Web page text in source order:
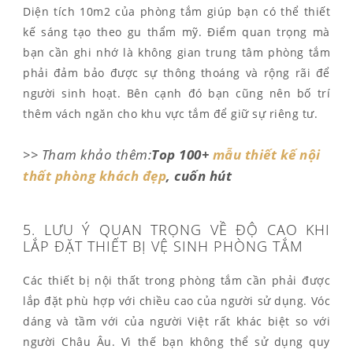
Diện tích 10m2 của phòng tắm giúp bạn có thể thiết
kế sáng tạo theo gu thẩm mỹ. Điểm quan trọng mà
bạn cần ghi nhớ là không gian trung tâm phòng tắm
phải đảm bảo được sự thông thoáng và rộng rãi để
người sinh hoạt. Bên cạnh đó bạn cũng nên bố trí
thêm vách ngăn cho khu vực tắm để giữ sự riêng tư.
>> Tham khảo thêm:Top 100+ mẫu thiết kế nội
thất phòng khách đẹp, cuốn hút
5. LƯU Ý QUAN TRỌNG VỀ ĐỘ CAO KHI
LẮP ĐẶT THIẾT BỊ VỆ SINH PHÒNG TẮM
Các thiết bị nội thất trong phòng tắm cần phải được
lắp đặt phù hợp với chiều cao của người sử dụng. Vóc
dáng và tầm với của người Việt rất khác biệt so với
người Châu Âu. Vì thế bạn không thể sử dụng quy